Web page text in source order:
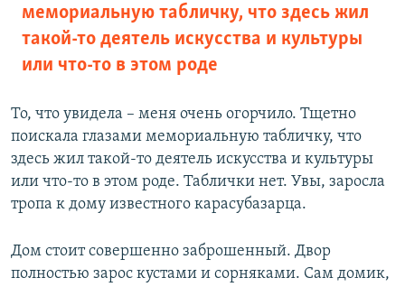
мемориальную табличку, что здесь жил
такой-то деятель искусства и культуры
или что-то в этом роде
То, что увидела – меня очень огорчило. Тщетно
поискала глазами мемориальную табличку, что
здесь жил такой-то деятель искусства и культуры
или что-то в этом роде. Таблички нет. Увы, заросла
тропа к дому известного карасубазарца.
Дом стоит совершенно заброшенный. Двор
полностью зарос кустами и сорняками. Сам домик,